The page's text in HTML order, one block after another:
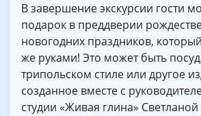
В завершение экскурсии гости
подарок в преддверии
новогодних праздников,
же руками! Это может быть
трипольском стиле или другое
созданное вместе с
студии «Живая глина»